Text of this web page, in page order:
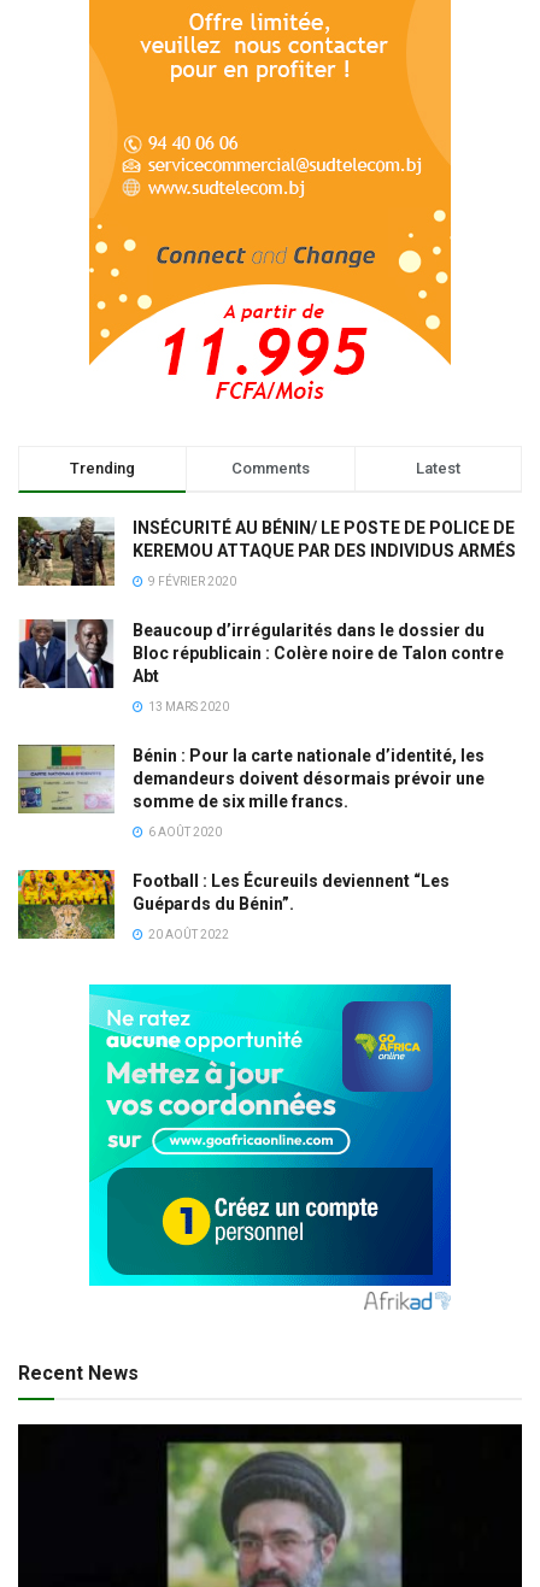
Trending Comments Latest
INSÉCURITÉ AU BÉNIN/ LE POSTE DE POLICE DE
KEREMOU ATTAQUE PAR DES INDIVIDUS ARMÉS
9 FÉVRIER 2020
Beaucoup d’irrégularités dans le dossier du
Bloc républicain : Colère noire de Talon contre
Abt
13 MARS 2020
Bénin : Pour la carte nationale d’identité, les
demandeurs doivent désormais prévoir une
somme de six mille francs.
6 AOÛT 2020
Football : Les Écureuils deviennent “Les
Guépards du Bénin”.
20 AOÛT 2022
Recent News